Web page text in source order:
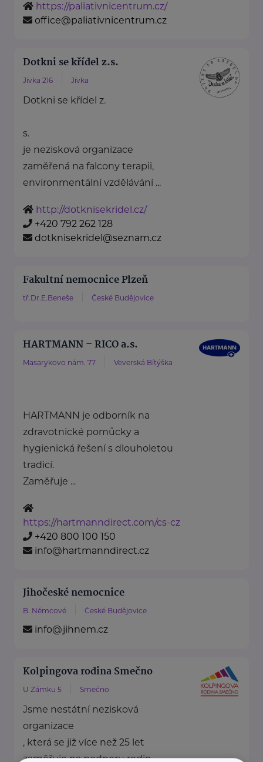
https://paliativnicentrum.cz/
office@paliativnicentrum.cz
Dotkni se křídel z.s.
Jívka 216 Jívka
Dotkni se křídel z.
s.
je nezisková organizace
zaměřená na falcony terapii,
environmentální vzdělávání ...
http://dotknisekridel.cz/
+420 792 262 128
dotknisekridel@seznam.cz
Fakultní nemocnice Plzeň
tř.Dr.E.Beneše České Budějovice
HARTMANN – RICO a.s.
Masarykovo nám. 77 Veverská Bítýška
HARTMANN je odborník na
zdravotnické pomůcky a
hygienická řešení s dlouholetou
tradicí.
Zaměřuje ...
https://hartmanndirect.com/cs-cz
+420 800 100 150
info@hartmanndirect.cz
Jihočeské nemocnice
B. Němcové České Budějovice
info@jihnem.cz
Kolpingova rodina Smečno
U Zámku 5 Smečno
Jsme nestátní nezisková
organizace
, která se již více než 25 let
zaměřuje na podporu rodin, ...